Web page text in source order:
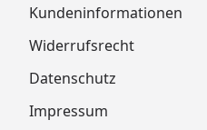
Kundeninformationen
Widerrufsrecht
Datenschutz
Impressum